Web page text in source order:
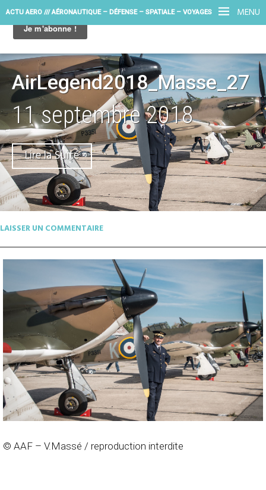
MENU
ACTU AERO /// AÉRONAUTIQUE – DÉFENSE – SPATIALE – VOYAGES
AirLegend2018_Masse_27
11 septembre 2018
Lire la Suite
LAISSER UN COMMENTAIRE
© AAF – V.Massé / reproduction interdite